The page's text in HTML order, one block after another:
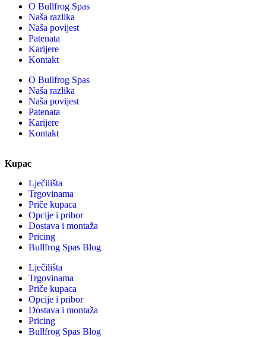
O Bullfrog Spas
Naša razlika
Naša povijest
Patenata
Karijere
Kontakt
O Bullfrog Spas
Naša razlika
Naša povijest
Patenata
Karijere
Kontakt
Kupac
Lječilišta
Trgovinama
Priče kupaca
Opcije i pribor
Dostava i montaža
Pricing
Bullfrog Spas Blog
Lječilišta
Trgovinama
Priče kupaca
Opcije i pribor
Dostava i montaža
Pricing
Bullfrog Spas Blog